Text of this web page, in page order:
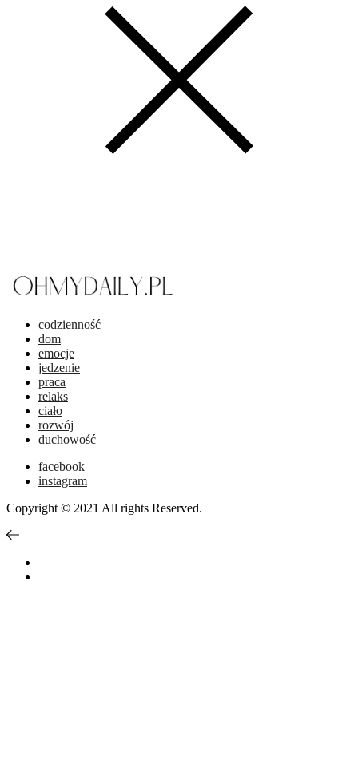
codzienność
dom
emocje
jedzenie
praca
relaks
ciało
rozwój
duchowość
facebook
instagram
Copyright © 2021 All rights Reserved.